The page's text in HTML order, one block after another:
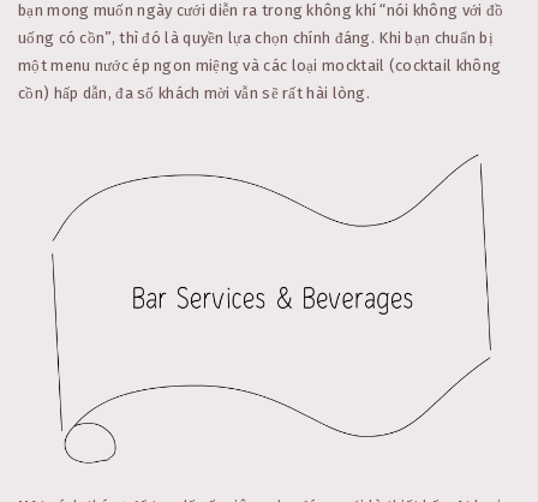
bạn mong muốn ngày cưới diễn ra trong không khí “nói không với đồ
uống có cồn”, thì đó là quyền lựa chọn chính đáng. Khi bạn chuẩn bị
một menu nước ép ngon miệng và các loại mocktail (cocktail không
cồn) hấp dẫn, đa số khách mời vẫn sẽ rất hài lòng.